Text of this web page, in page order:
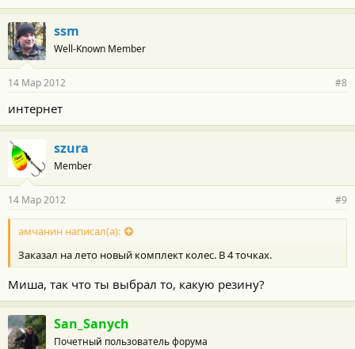
ssm
Well-Known Member
14 Мар 2012 #8
интернет
szura
Member
14 Мар 2012 #9
амчанин написал(а):
Заказал на лето новый комплект колес. В 4 точках.
Миша, так что ты выбрал то, какую резину?
San_Sanych
Почетный пользователь форума